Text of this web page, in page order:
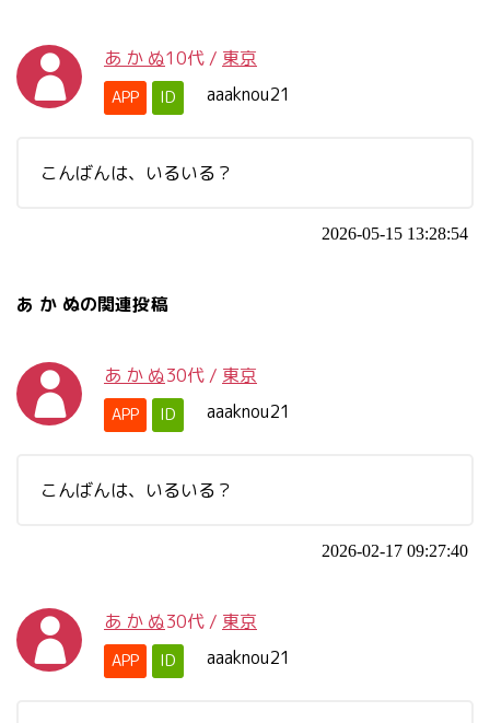
あ か ぬ10代 / 東京
APP ID aaaknou21
こんばんは、いるいる？
2026-05-15 13:28:54
あ か ぬの関連投稿
あ か ぬ30代 / 東京
APP ID aaaknou21
こんばんは、いるいる？
2026-02-17 09:27:40
あ か ぬ30代 / 東京
APP ID aaaknou21